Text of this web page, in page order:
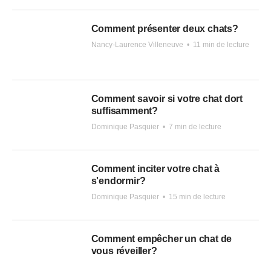
Comment présenter deux chats?
Nancy-Laurence Villeneuve • 11 min de lecture
Comment savoir si votre chat dort
suffisamment?
Dominique Pasquier • 7 min de lecture
Comment inciter votre chat à
s'endormir?
Dominique Pasquier • 15 min de lecture
Comment empêcher un chat de
vous réveiller?